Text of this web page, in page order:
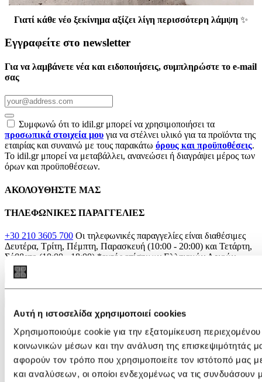
Αυτή η ιστοσελίδα χρησιμοποιεί cookies
Χρησιμοποιούμε cookie για την εξατομίκευση
κοινωνικών μέσων και την ανάλυση της επισκεψιμότητάς
αφορούν τον τρόπο που χρησιμοποιείτε τον ιστότοπό μας
και αναλύσεων, οι οποίοι ενδεχομένως να τις συνδυάσουν
Γιατί κάθε νέο ξεκίνημα αξίζει λίγη περισσότερη λάμψη ✨
Εγγραφείτε στο newsletter
Για να λαμβάνετε νέα και ειδοποιήσεις, συμπληρώστε το e-mail
σας
Συμφωνώ ότι το idil.gr μπορεί να χρησιμοποιήσει τα
προσωπικά στοιχεία μου για να στέλνει υλικό για τα προϊόντα της
εταιρίας και συναινώ με τους παρακάτω όρους και προϋποθέσεις.
Το idil.gr μπορεί να μεταβάλλει, ανανεώσει ή διαγράψει μέρος των
όρων και προϋποθέσεων.
ΑΚΟΛΟΥΘΗΣΤΕ ΜΑΣ
ΤΗΛΕΦΩΝΙΚΕΣ ΠΑΡΑΓΓΕΛΙΕΣ
+30 210 3605 700 Οι τηλεφωνικές παραγγελίες είναι διαθέσιμες
Δευτέρα, Τρίτη, Πέμπτη, Παρασκευή (10:00 - 20:00) και Τετάρτη,
Σάββατο (10:00 - 18:00) *εκτός επίσημων Ελληνικών Αργιών.
×
Αναζήτηση
IDIL
Η εταιρεία
Καταστήματα
Blog